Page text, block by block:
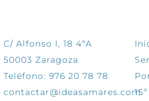
C/ Alfonso I, 18 4ºA
50003 Zaragoza
Teléfono: 976 20 78 78
contactar@ideasamares.com